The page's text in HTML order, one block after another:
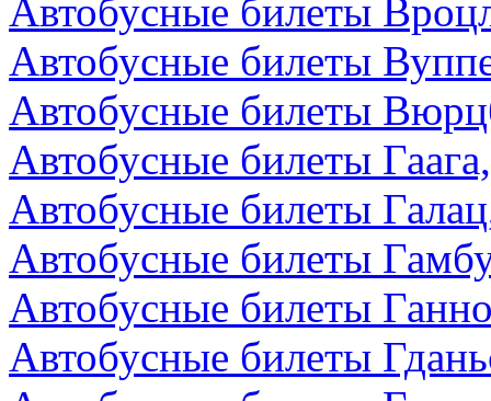
Автобусные билеты
Автобусные билеты
Автобусные билеты
Автобусные билеты
Автобусные билеты
Автобусные билеты
Автобусные билеты
Автобусные билеты